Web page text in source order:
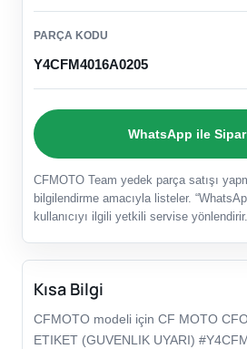
PARÇA KODU
Y4CFM4016A0205
WhatsApp ile
CFMOTO Team yedek parça satışı
bilgilendirme amacıyla listeler.
kullanıcıyı ilgili yetkili servise yönlendirir.
Kısa Bilgi
CFMOTO modeli için CF MOTO
ETIKET (GUVENLIK UYARI)